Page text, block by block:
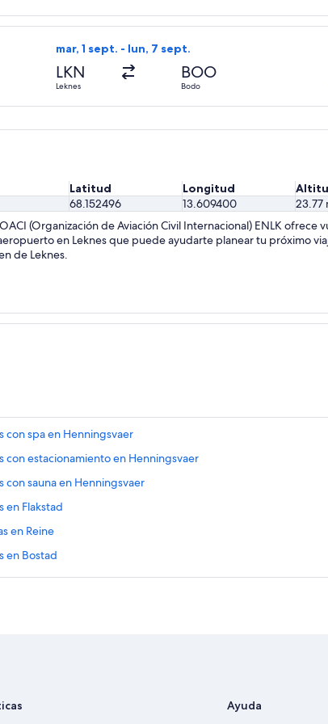
con regreso el lun, 7 sept., con precio de $116.
mar, 1 sept. - lun, 7 sept.
LKN
Leknes
BOO
Bodo
Seleccionar vuelo de Widerøe, con salida el
Latitud Longitud
68.152496 13.609400
23.77
(Organización de Aviación Civil Internacional) ENLK ofrece
en Leknes que puede ayudarte planear tu próximo
de Leknes.
con spa en Henningsvaer
con estacionamiento en Henningsvaer
con sauna en Henningsvaer
en Flakstad
en Reine
en Bostad
en Svolvaer
de ski en Lofoten
Ayuda